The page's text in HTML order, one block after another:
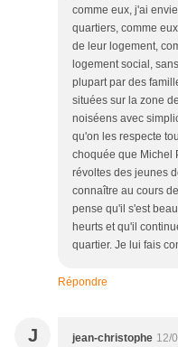
comme eux, j'ai
quartiers, comme
de leur logement,
logement social,
plupart par des
situées sur la zone
noiséens avec
qu'on les respecte
choquée que Michel
révoltes des jeunes
connaître au cours
pense qu'il s'est
heurts et qu'il
quartier. Je lui fais
Répondre
J jean-christophe 12/